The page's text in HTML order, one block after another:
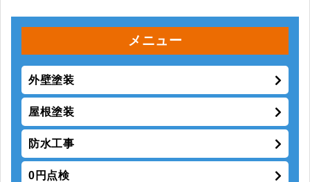
メニュー
外壁塗装
屋根塗装
防水工事
0円点検